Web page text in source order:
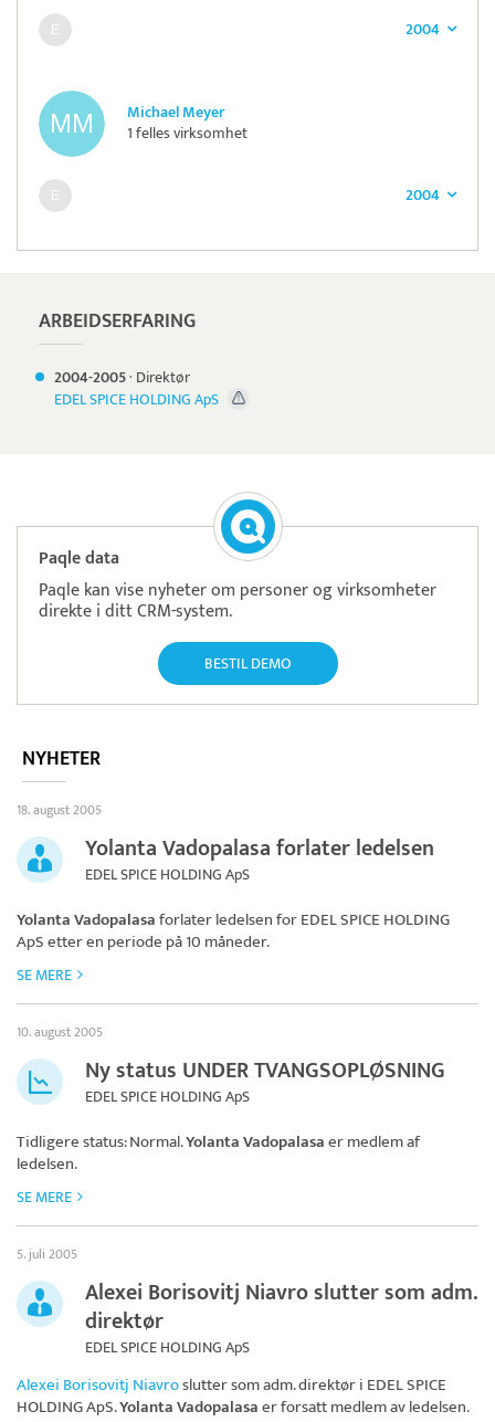
2004
Michael Meyer
1 felles virksomhet
2004
ARBEIDSERFARING
2004-2005· Direktør
EDEL SPICE HOLDING ApS
Paqle data
Paqle kan vise nyheter om personer og virksomheter
direkte i ditt CRM-system.
BESTIL DEMO
NYHETER
18. august 2005
Yolanta Vadopalasa forlater ledelsen
EDEL SPICE HOLDING ApS
Yolanta Vadopalasaforlater ledelsen forEDEL SPICE HOLDING
ApSetter en periode på 10 måneder.
SE MERE
10. august 2005
Ny status UNDER TVANGSOPLØSNING
EDEL SPICE HOLDING ApS
Tidligere status: Normal.Yolanta Vadopalasaer medlem af
ledelsen.
SE MERE
5. juli 2005
Alexei Borisovitj Niavro slutter som adm.
direktør
EDEL SPICE HOLDING ApS
Alexei Borisovitj Niavroslutter som adm. direktør i EDEL SPICE
HOLDING ApS.Yolanta Vadopalasaer forsatt medlem av ledelsen.